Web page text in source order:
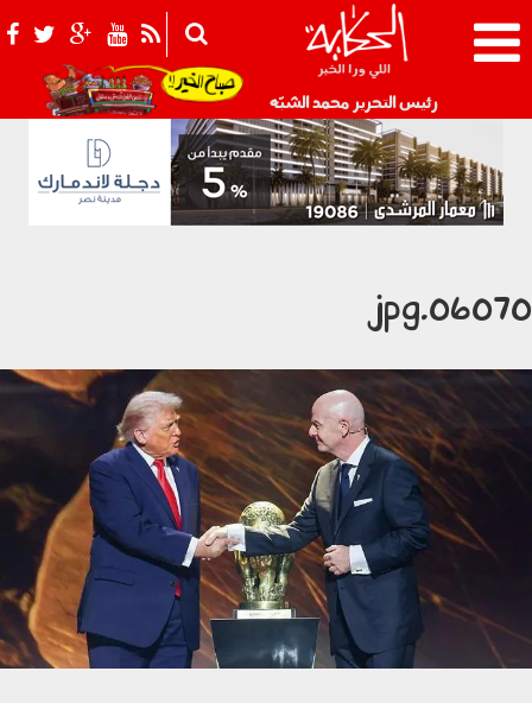
رئيس التحرير محمد الشبّه 021_2.png